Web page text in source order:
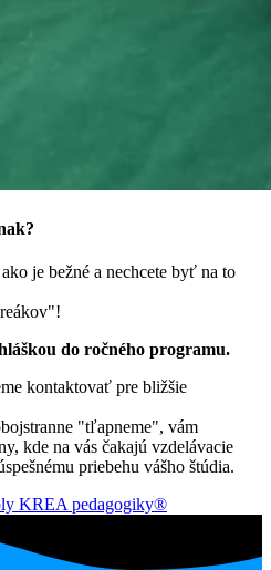
je bežné a nechcete byť na to
do ročného programu.
kontaktovať pre bližšie
"tľapneme", vám
kde na vás čakajú vzdelávacie
priebehu vášho štúdia.
KREA pedagogiky®